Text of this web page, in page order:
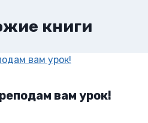
книги
вам урок!